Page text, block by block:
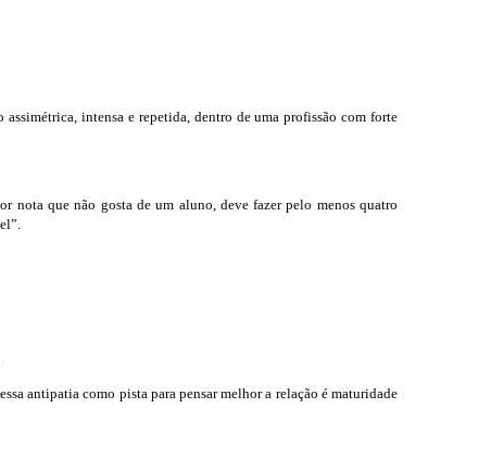
intensa e repetida, dentro de uma profissão com forte
nota que não gosta de um aluno, deve fazer pelo menos quatro
antipatia como pista para pensar melhor a relação é maturidade